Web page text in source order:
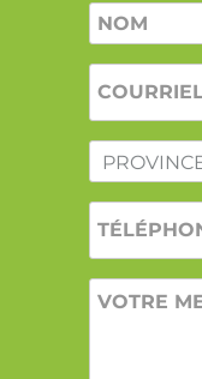
Nom
PROVINCE
VOTRE
MESSAGE